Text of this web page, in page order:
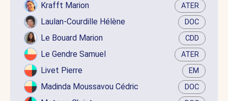
Krafft Marion ATER
Laulan-Courdille Hélène DOC
Le Bouard Marion CDD
Le Gendre Samuel ATER
Livet Pierre EM
Madinda Moussavou Cédric DOC